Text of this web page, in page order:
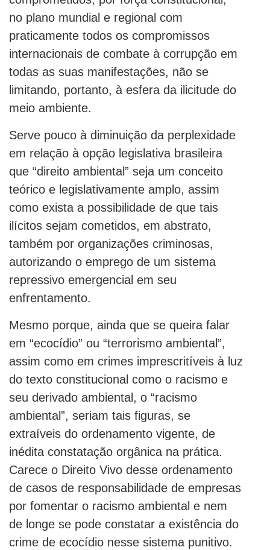
no plano mundial e regional com
praticamente todos os compromissos
internacionais de combate à corrupção em
todas as suas manifestações, não se
limitando, portanto, à esfera da ilicitude do
meio ambiente.
Serve pouco à diminuição da perplexidade
em relação à opção legislativa brasileira
que “direito ambiental” seja um conceito
teórico e legislativamente amplo, assim
como exista a possibilidade de que tais
ilícitos sejam cometidos, em abstrato,
também por organizações criminosas,
autorizando o emprego de um sistema
repressivo emergencial em seu
enfrentamento.
Mesmo porque, ainda que se queira falar
em “ecocídio” ou “terrorismo ambiental”,
assim como em crimes imprescritíveis à luz
do texto constitucional como o racismo e
seu derivado ambiental, o “racismo
ambiental”, seriam tais figuras, se
extraíveis do ordenamento vigente, de
inédita constatação orgânica na prática.
Carece o Direito Vivo desse ordenamento
de casos de responsabilidade de empresas
por fomentar o racismo ambiental e nem
de longe se pode constatar a existência do
crime de ecocídio nesse sistema punitivo.